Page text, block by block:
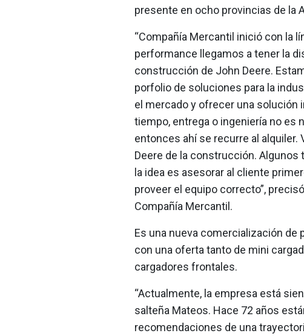
presente en ocho provincias de la
“Compañía Mercantil inició con la
performance llegamos a tener la
construcción de John Deere.
porfolio de soluciones para la
el mercado y ofrecer una
tiempo, entrega o ingeniería no es
entonces ahí se recurre al alquiler.
Deere de la construcción.
la idea es asesorar al cliente
proveer el equipo correcto”,
Compañía Mercantil.
Es una nueva comercialización
con una oferta tanto de mini
cargadores frontales.
“Actualmente, la empresa está
salteña Mateos. Hace 72 años
recomendaciones de una